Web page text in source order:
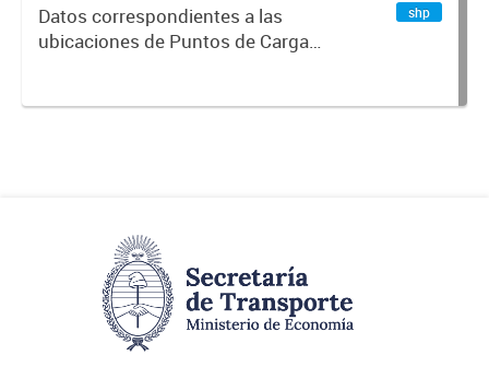
Datos correspondientes a las
ubicaciones de Puntos de Carga
shp